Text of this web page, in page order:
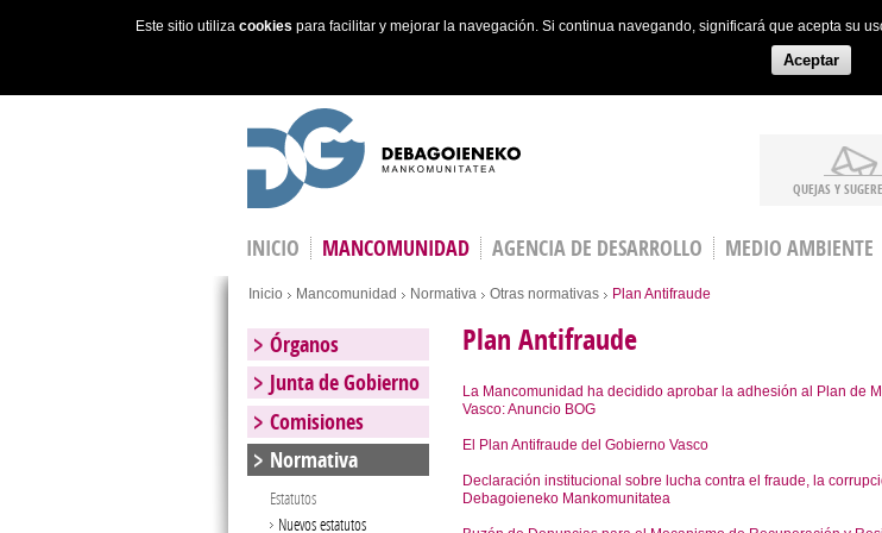
Este sitio utiliza cookies para facilitar y mejorar la navegación. Si continua navegando, significará que acepta su
Aceptar
QUEJAS Y
INICIO MANCOMUNIDAD AGENCIA DE DESARROLLO MEDIO AMBIENTE
You are here
Inicio Mancomunidad Normativa Otras normativas Plan Antifraude
Plan Antifraude
La Mancomunidad ha decidido aprobar la adhesión al Plan de
Vasco: Anuncio BOG
El Plan Antifraude del Gobierno Vasco
Declaración institucional sobre lucha contra el fraude, la
Debagoieneko Mankomunitatea
Órganos
Junta de Gobierno
Comisiones
Normativa
Estatutos
Nuevos estatutos